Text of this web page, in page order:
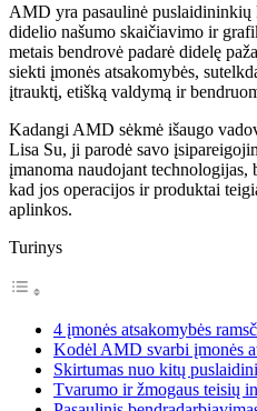
AMD yra pasaulinė puslaidininkių
didelio našumo skaičiavimo ir
metais bendrovė padarė didelę
siekti įmonės atsakomybės,
įtrauktį, etišką valdymą ir
Kadangi AMD sėkmė išaugo
Lisa Su, ji parodė savo
įmanoma naudojant
kad jos operacijos ir produktai
aplinkos.
Turinys
4 įmonės atsakomybės
Kodėl AMD svarbi įmonės
Skirtumas nuo kitų
Tvarumo ir žmogaus teisių